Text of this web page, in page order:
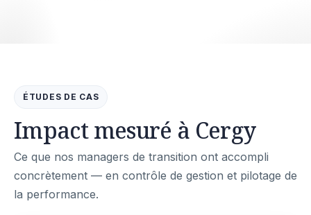
ÉTUDES DE CAS
Impact mesuré à Cergy
Ce que nos managers de transition ont accompli
concrètement — en contrôle de gestion et pilotage de
la performance.